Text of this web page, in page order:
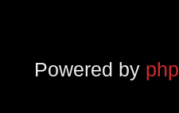
Powered by